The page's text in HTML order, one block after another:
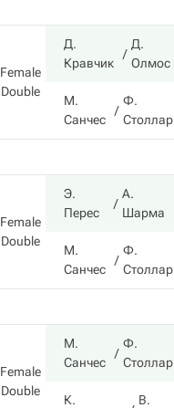
Female
Double
Д.
Кравчик
Д.
Олмос
М.
Санчес
Ф.
Столлар
Female
Double
Э.
Перес
А.
Шарма
М.
Санчес
Ф.
Столлар
Female
Double
М.
Санчес
Ф.
Столлар
К.
В.